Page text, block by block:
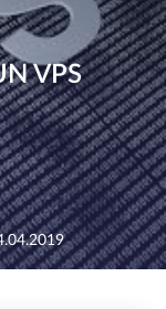
VPS